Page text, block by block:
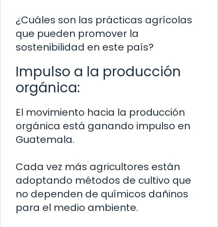
¿Cuáles son las prácticas agrícolas
que pueden promover la
sostenibilidad en este país?
Impulso a la producción
orgánica:
El movimiento hacia la producción
orgánica está ganando impulso en
Guatemala.
Cada vez más agricultores están
adoptando métodos de cultivo que
no dependen de químicos dañinos
para el medio ambiente.